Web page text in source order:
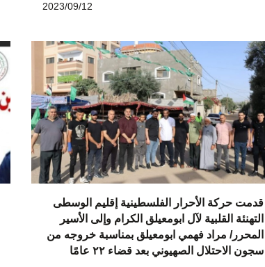
قدمت حركة الأحرار الفلسطينية إقليم الوسطى
التهنئة القلبية لآل ابومعيلق الكرام وإلى الأسير
المحرر/ مراد فهمي ابومعيلق بمناسبة خروجه من
سجون الاحتلال الصهيوني بعد قضاء ٢٢ عامًا